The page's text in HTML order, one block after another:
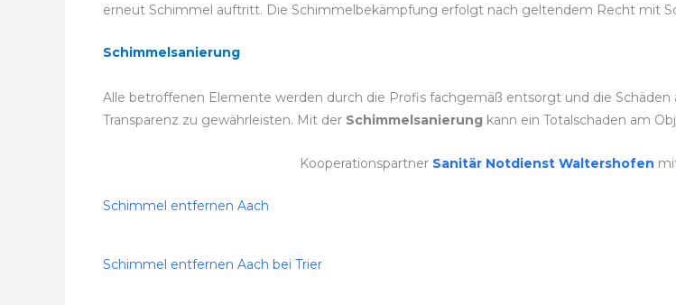
erneut Schimmel auftritt. Die Schimmelbekämpfung erfolgt nach geltendem Recht mit
Schimmelsanierung
Alle betroffenen Elemente werden durch die Profis fachgemäß entsorgt und die
Transparenz zu gewährleisten. Mit der Schimmelsanierung kann ein Totalschaden am
Kooperationspartner Sanitär Notdienst Waltershofen
Schimmel entfernen Aach
Schimmel entfernen Aach bei Trier